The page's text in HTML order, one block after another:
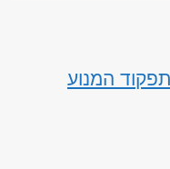
המנוע